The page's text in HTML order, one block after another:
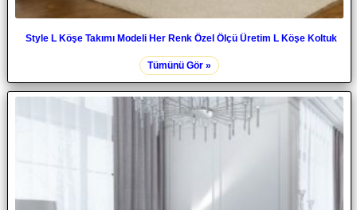
Style L Köşe Takımı Modeli Her Renk Özel Ölçü Üretim L Köşe Koltuk
Tümünü Gör »